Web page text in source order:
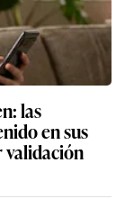
las
en sus
validación